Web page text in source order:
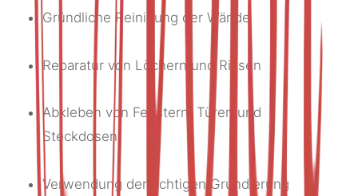
Gründliche Reinigung der Wände
Reparatur von Löchern und Rissen
Abkleben von Fenstern, Türen und
Steckdosen
Verwendung der richtigen Grundierung